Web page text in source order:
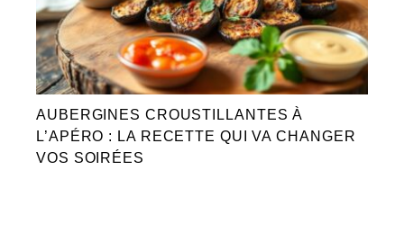
AUBERGINES CROUSTILLANTES À
L’APÉRO : LA RECETTE QUI VA CHANGER
VOS SOIRÉES